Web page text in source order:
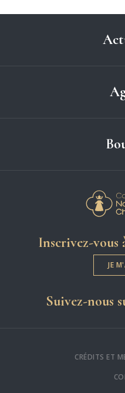
Inscrivez-
JE
Suivez-nous
CRÉDITS ET